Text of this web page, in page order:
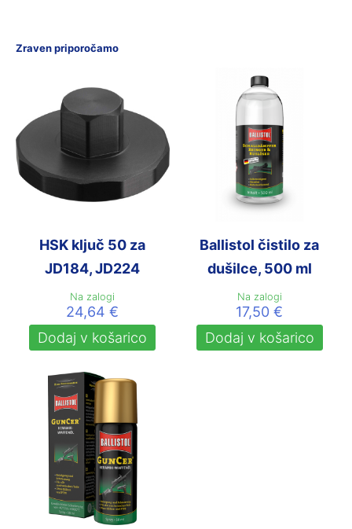
Zraven priporočamo
HSK ključ 50 za
JD184, JD224
Na zalogi
24,64€
Dodaj v košarico
Ballistol čistilo za
dušilce, 500 ml
Na zalogi
17,50€
Dodaj v košarico